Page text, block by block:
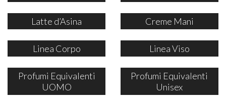
Latte d’Asina Creme Mani
Linea Corpo Linea Viso
Profumi Equivalenti
UOMO
Profumi Equivalenti
Unisex